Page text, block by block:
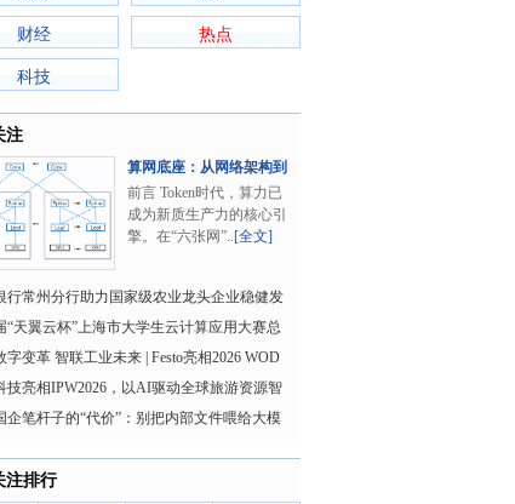
财经 热点
科技
注
算网底座：从网络架构到
算网协同的系统..
前言 Token时代，算力已
成为新质生产力的核心引
擎。在“六张网”..[全文]
行常州分行助力国家级农业龙头企业稳健发
“天翼云杯”上海市大学生云计算应用大赛总
名单
字变革 智联工业未来 | Festo亮相2026 WOD
智化博
技亮相IPW2026，以AI驱动全球旅游资源智
企笔杆子的“代价”：别把内部文件喂给大模
注排行